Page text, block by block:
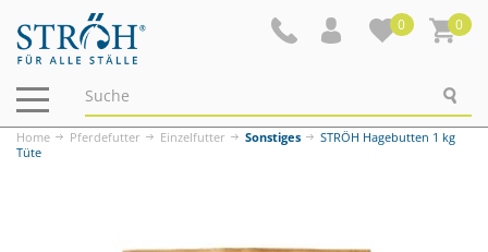
0 0
Navigation
ein-/ausblenden
Home Pferdefutter Einzelfutter Sonstiges
STRÖH Hagebutten 1 kg
Tüte